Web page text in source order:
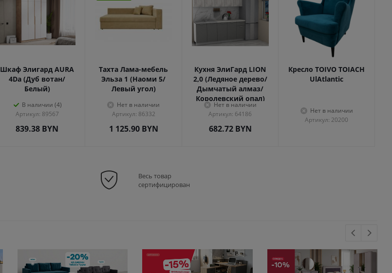
Шкаф Элигард AURA
4Dа (Дуб вотан/
Белый)
В наличии (4)
Артикул: 89567
839.38 BYN
Тахта Лама-мебель
Эльза 1 (Наоми 5/
Левый угол)
Нет в наличии
Артикул: 86332
1 125.90BYN
Кухня ЭлиГард LION
2,0 (Ледяное дерево/
Дымчатый алмаз/
Королевский опал)
Нет в наличии
Артикул: 64186
682.72BYN
Кресло TOIVO TOIACH
UlAtlantic
Нет в наличии
Артикул: 20200
Весь товар
сертифицирован